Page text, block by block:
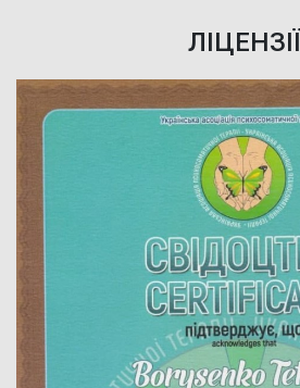
ЛІЦЕНЗІЇ